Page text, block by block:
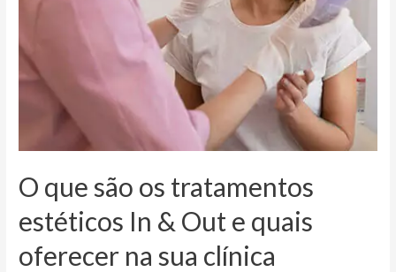
O que são os tratamentos
estéticos In & Out e quais
oferecer na sua clínica